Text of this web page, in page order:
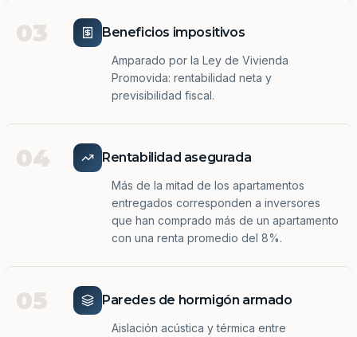
03 Beneficios impositivos
Amparado por la Ley de Vivienda
Promovida: rentabilidad neta y
previsibilidad fiscal.
04 Rentabilidad asegurada
Más de la mitad de los apartamentos
entregados corresponden a inversores
que han comprado más de un apartamento
con una renta promedio del 8%.
05 Paredes de hormigón armado
Aislación acústica y térmica entre